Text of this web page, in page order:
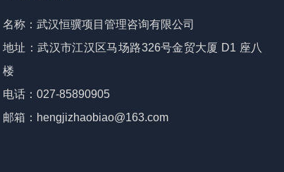
名称：武汉恒骥项目管理咨询有限公司
地址：武汉市江汉区马场路326号金贸大厦 D1 座八
楼
电话：027-85890905
邮箱：hengjizhaobiao@163.com